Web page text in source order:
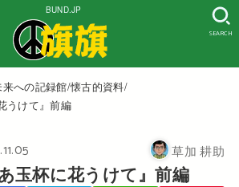
BUND.JP
SEARCH
来への記録館 懐古的資料
うけて』前編
草加 耕助
玉杯に花うけて』前編